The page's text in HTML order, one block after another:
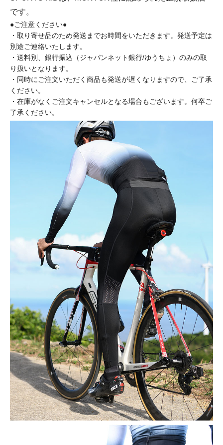
です。
●ご注意ください●
・取り寄せ品のため発送までお時間をいただきます。発送予定は
別途ご連絡いたします。
・送料別、銀行振込（ジャパンネット銀行/ゆうちょ）のみの取
り扱いとなります。
・同時にご注文いただく商品も発送が遅くなりますので、ご了承
ください。
・在庫がなくご注文キャンセルとなる場合もございます。何卒ご
了承ください。